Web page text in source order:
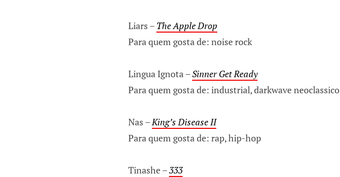
Liars – The Apple Drop
Para quem gosta de: noise rock
Lingua Ignota –Sinner Get Ready
Para quem gosta de: industrial, darkwave neoclassico
Nas – King’s Disease II
Para quem gosta de: rap, hip-hop
Tinashe –333